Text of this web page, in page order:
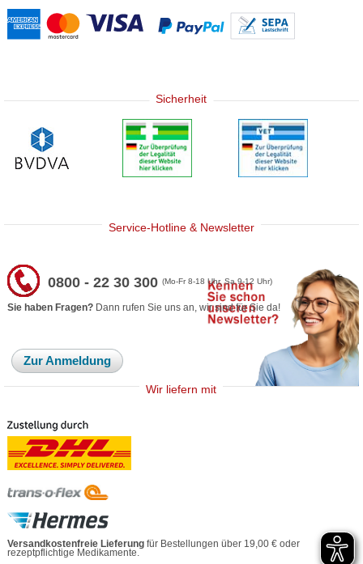
Sicherheit
Service-Hotline & Newsletter
0800 - 22 30 300(Mo-Fr 8-18 Uhr, Sa 9-12 Uhr)
Sie haben Fragen? Dann rufen Sie uns an, wir sind für Sie da!
Zur Anmeldung
Wir liefern mit
Versandkostenfreie Lieferung für Bestellungen über 19,00 € oder
rezeptpflichtige Medikamente.